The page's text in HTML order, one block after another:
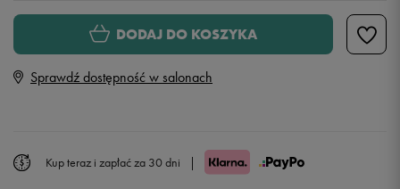
M
XL
DODAJ DO KOSZYKA
Sprawdź dostępność w salonach
Kup teraz i zapłać za 30 dni |